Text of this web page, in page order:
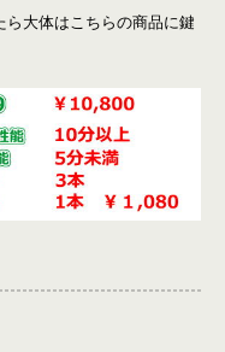
大体はこちらの商品に鍵